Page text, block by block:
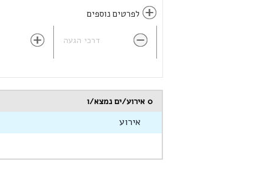
לפרטים נוספים
דרכי הגעה
0 אירוע/ים נמצא/ו
אירוע